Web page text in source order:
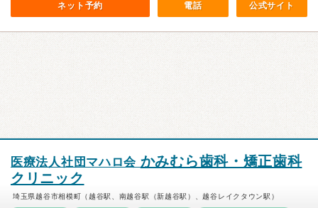
ネット予約 電話 公式サイト
医療法人社団マハロ会 かみむら歯科・矯正歯科
クリニック
埼玉県越谷市相模町（越谷駅、南越谷駅（新越谷駅）、越谷レイクタウン駅）